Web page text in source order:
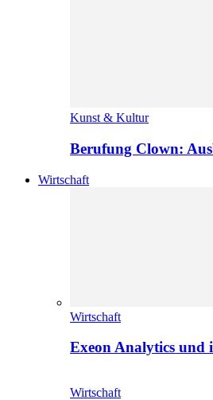
Kunst & Kultur
Berufung Clown:
Wirtschaft
Wirtschaft
Exeon Analytics und
Wirtschaft